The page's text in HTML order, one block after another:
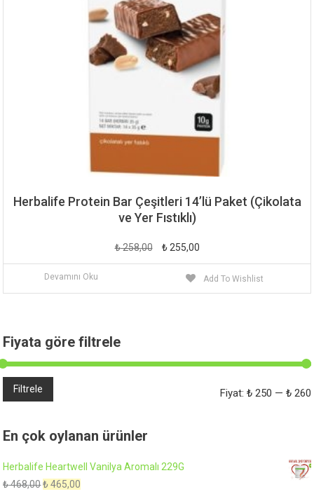
Herbalife Protein Bar Çeşitleri 14’lü Paket (Çikolata
ve Yer Fıstıklı)
₺258,00
Orijinal
fiyat:
₺ 258,00.
₺255,00Şu
andaki
fiyat:
Devamını Oku Add To Wishlist
Fiyata göre filtrele
Filtrele Fiyat: ₺ 250 — ₺ 260
En çok oylanan ürünler
Herbalife Heartwell Vanilya Aromalı 229G
₺468,00Orijinal
₺ 465,00